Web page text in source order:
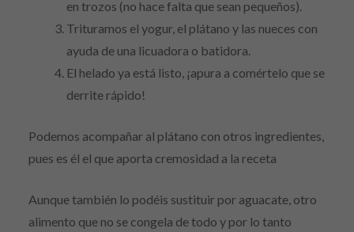
en trozos (no hace falta que sean pequeños).
Trituramos el yogur, el plátano y las nueces con
ayuda de una licuadora o batidora.
El helado ya está listo, ¡apura a comértelo que se
derrite rápido!
Podemos acompañar al plátano con otros ingredientes,
pues es él el que aporta cremosidad a la receta
Aunque también lo podéis sustituir por aguacate, otro
alimento que no se congela de todo y por lo tanto